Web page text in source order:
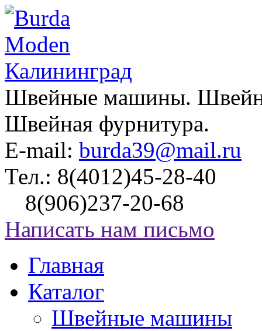
Швейные машины.
Швейная фурнитура.
E-mail: burda39@mail.ru
Тел.: 8(4012)45-28-40
8(906)237-20-68
Написать нам письмо
Главная
Каталог
Швейные машины